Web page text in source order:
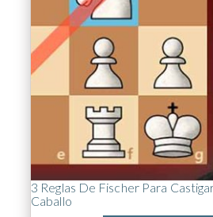
3 Reglas De Fischer Para
Caballo